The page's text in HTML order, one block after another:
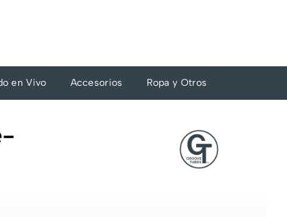
en Vivo Accesorios Ropa y Otros